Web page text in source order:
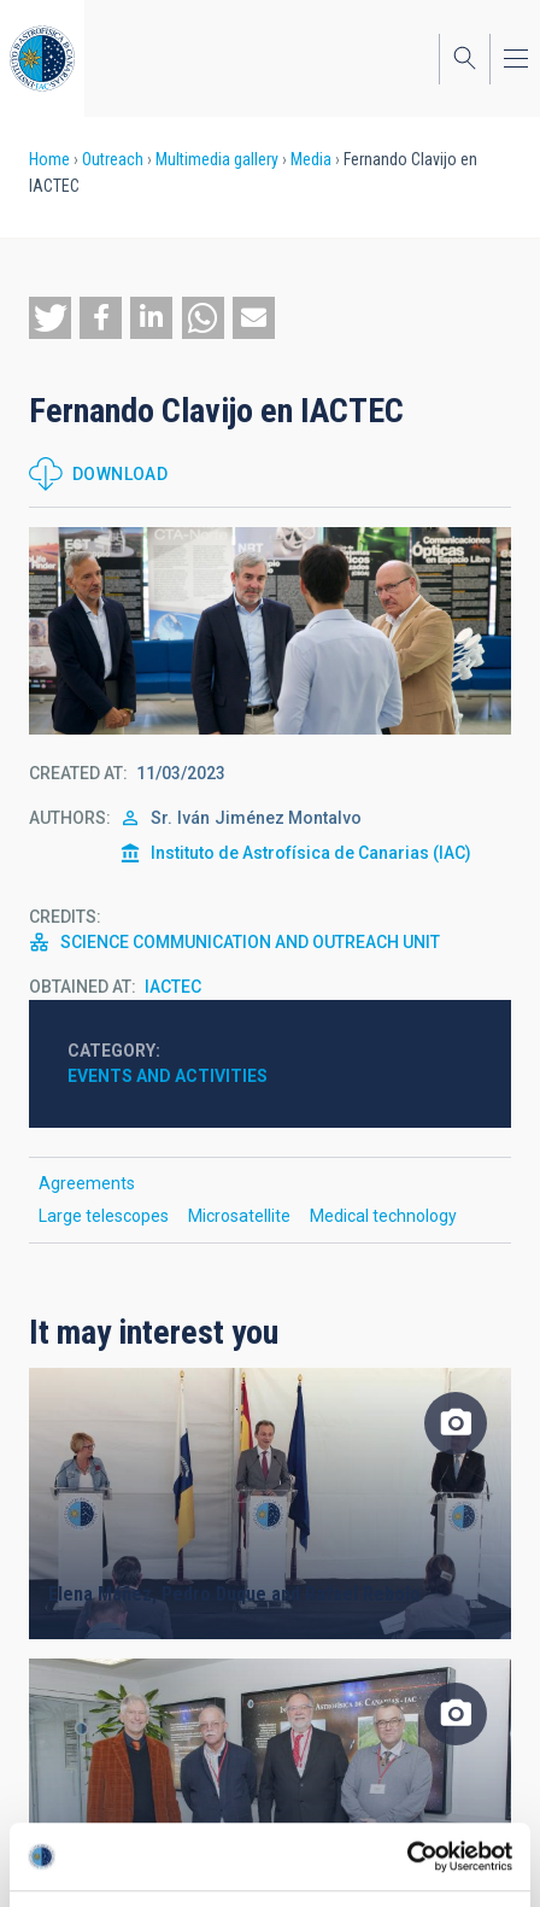
to
main
content
Breadcrumb
Home Outreach Multimedia gallery Media
Fernando Clavijo en
IACTEC
Fernando Clavijo en IACTEC
DOWNLOAD
CREATED AT 11/03/2023
AUTHORS Sr. Iván Jiménez Montalvo
Instituto de Astrofísica de Canarias (IAC)
CREDITS
SCIENCE COMMUNICATION AND OUTREACH UNIT
OBTAINED AT IACTEC
CATEGORY
EVENTS AND ACTIVITIES
Agreements
Large telescopes
Microsatellite Medical technology
It may interest you
Elena Máñez, Pedro Duque and Rafael Rebolo